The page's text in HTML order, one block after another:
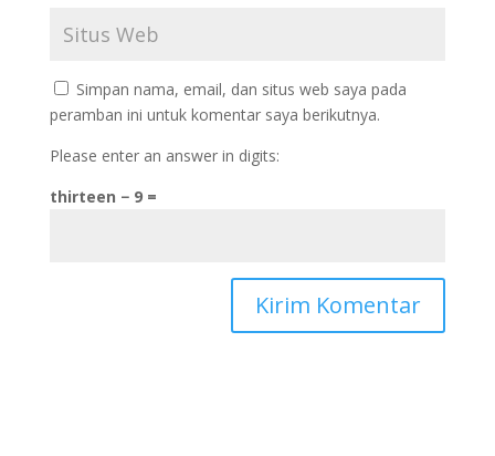
Simpan nama, email, dan situs web saya pada
peramban ini untuk komentar saya berikutnya.
Please enter an answer in digits:
thirteen − 9 =